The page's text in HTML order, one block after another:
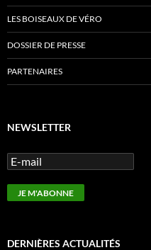
LES BOISEAUX DE VÉRO
DOSSIER DE PRESSE
PARTENAIRES
NEWSLETTER
DERNIÈRES ACTUALITÉS